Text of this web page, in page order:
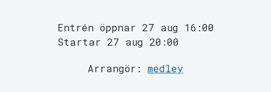
Entrén öppnar 27 aug 16:00
Startar 27 aug 20:00
Arrangör: medley